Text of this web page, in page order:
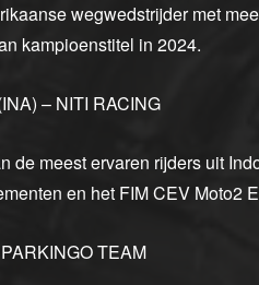
wegwedstrijder met
kampioenstitel in 2024.
– NITI RACING
de meest ervaren rijders uit
en het FIM CEV Moto2
TEAM